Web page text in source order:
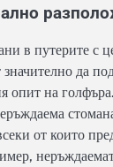
в путерите с
да
опит на
от които